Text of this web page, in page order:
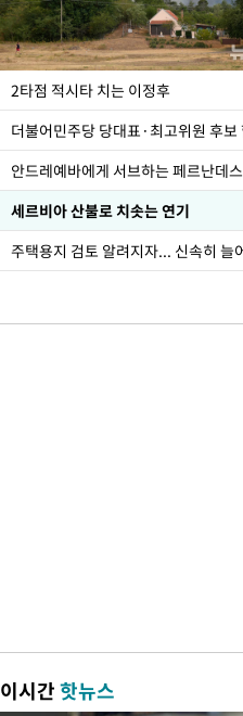
2타점 적시타 치는 이정후
안드레예바에게 서브하는 페르난데스
세르비아 산불로 치솟는 연기
이시간핫뉴스